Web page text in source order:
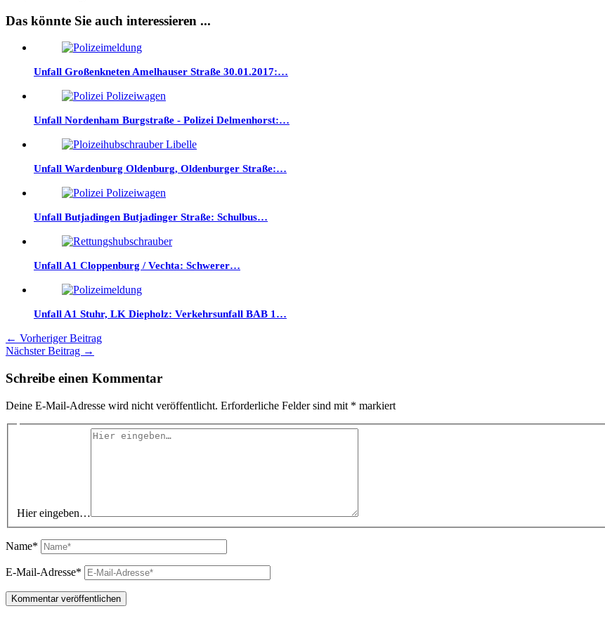
Das könnte Sie auch interessieren ...
Unfall Großenkneten Amelhauser Straße 30.01.2017:…
Unfall Nordenham Burgstraße - Polizei Delmenhorst:…
Unfall Wardenburg Oldenburg, Oldenburger Straße:…
Unfall Butjadingen Butjadinger Straße: Schulbus…
Unfall A1 Cloppenburg / Vechta: Schwerer…
Unfall A1 Stuhr, LK Diepholz: Verkehrsunfall BAB 1…
← Vorheriger Beitrag
Nächster Beitrag →
Schreibe einen Kommentar
Deine E-Mail-Adresse wird nicht veröffentlicht. Erforderliche Felder sind mit * markiert
Hier eingeben…
Name*
E-Mail-Adresse*